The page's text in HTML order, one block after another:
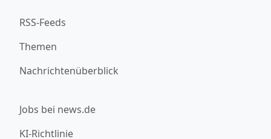
RSS-Feeds
Themen
Nachrichtenüberblick
Jobs bei news.de
KI-Richtlinie